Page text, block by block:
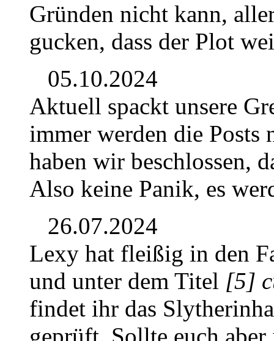
Gründen nicht kann,
gucken, dass der Plot
05.10.2024
Aktuell spackt unsere
immer werden die
haben wir beschlossen,
Also keine Panik, es
26.07.2024
Lexy hat fleißig in den
und unter dem Titel [5]
findet ihr das